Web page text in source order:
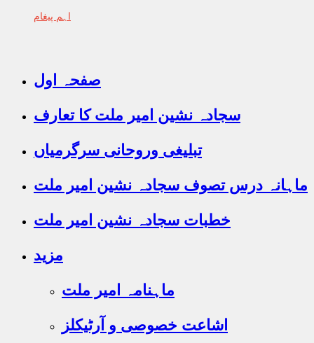
اہم پیغام
صفحہ اول
سجادہ نشین امیر ملت کا تعارف
تبلیغی وروحانی سرگرمیاں
ماہانہ درس تصوف سجادہ نشین امیر ملت
خطبات سجادہ نشین امیر ملت
مزید
ماہنامہ امیر ملت
اشاعت خصوصی و آرٹیکلز